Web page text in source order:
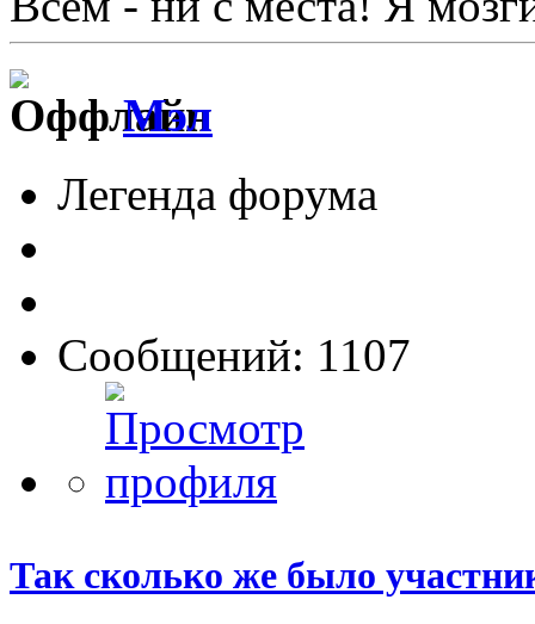
Мэл
Легенда форума
Сообщений: 1107
Так сколько же было